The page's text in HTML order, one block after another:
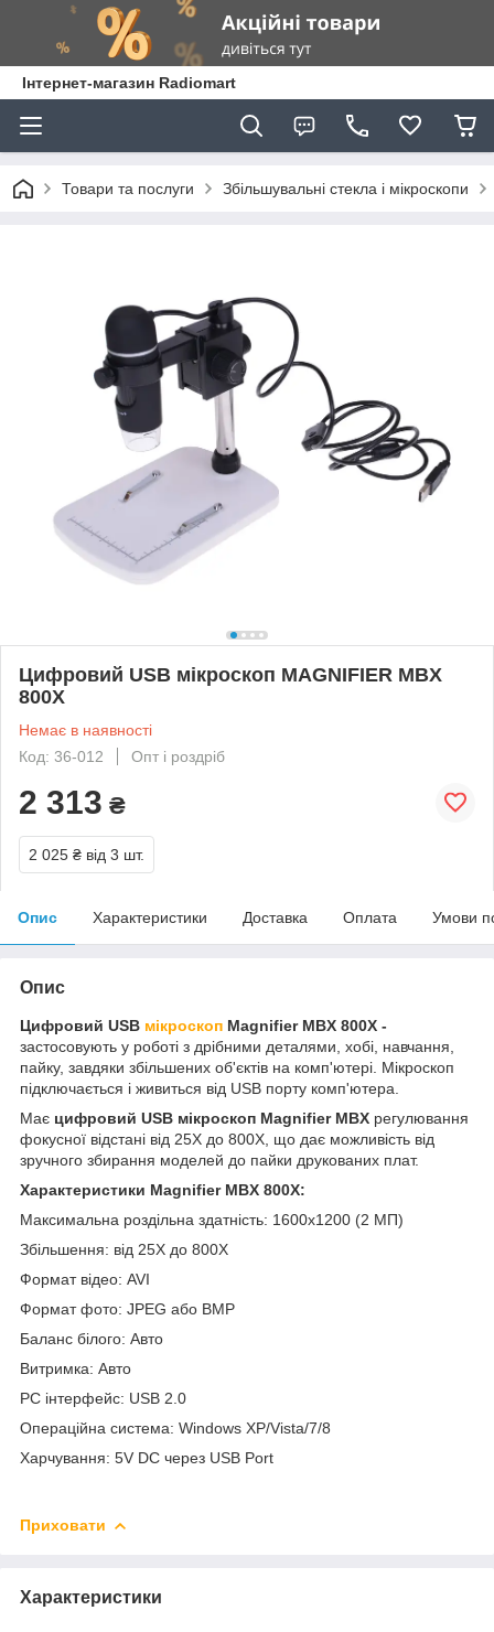
Інтернет-магазин Radiomart
Товари та послуги Збільшувальні стекла і мікроскопи
Цифровий USB мікроскоп MAGNIFIER MBX
800X
Немає в наявності
Код: 36-012
Опт і роздріб
2 313 ₴
2 025 ₴ від 3 шт.
Опис Характеристики Доставка Оплата Умови
Опис
Цифровий USB мікроскоп Magnifier MBX 800X -
застосовують у роботі з дрібними деталями, хобі, навчання,
пайку, завдяки збільшених об'єктів на комп'ютері. Мікроскоп
підключається і живиться від USB порту комп'ютера.
Має цифровий USB мікроскоп Magnifier MBX регулювання
фокусної відстані від 25Х до 800X, що дає можливість від
зручного збирання моделей до пайки друкованих плат.
Характеристики Magnifier MBX 800X:
Максимальна роздільна здатність: 1600x1200 (2 МП)
Збільшення: від 25Х до 800X
Формат відео: AVI
Формат фото: JPEG або BMP
Баланс білого: Авто
Витримка: Авто
PC інтерфейс: USB 2.0
Операційна система: Windows XP/Vista/7/8
Харчування: 5V DC через USB Port
Приховати
Характеристики